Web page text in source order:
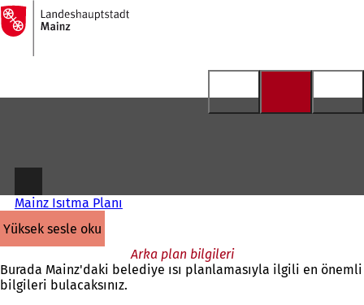
İçeriğe atla
Ana
sayfaya
Mainz Isıtma Planı
yüksek sesle oku
Arka plan bilgileri
Burada Mainz'daki belediye ısı planlamasıyla ilgili en önemli
bilgileri bulacaksınız.